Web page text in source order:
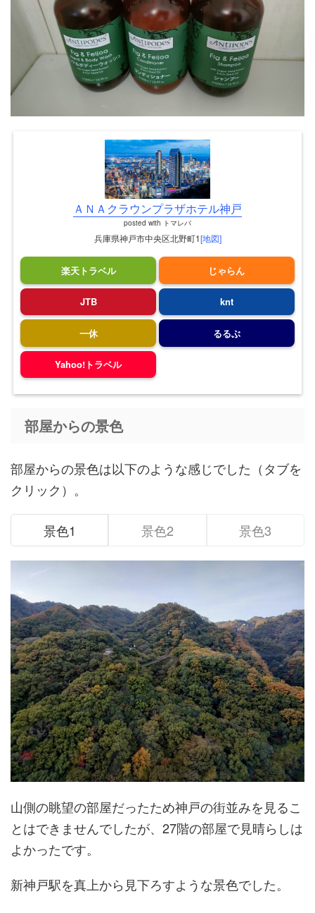
ＡＮＡクラウンプラザホテル神戸
posted with トマレバ
兵庫県神戸市中央区北野町1[地図]
楽天トラベル じゃらん
JTB knt
一休 るるぶ
Yahoo!トラベル
部屋からの景色
部屋からの景色は以下のような感じでした（タブを
クリック）。
景色1 景色2 景色3
山側の眺望の部屋だったため神戸の街並みを見るこ
とはできませんでしたが、27階の部屋で見晴らしは
よかったです。
新神戸駅を真上から見下ろすような景色でした。